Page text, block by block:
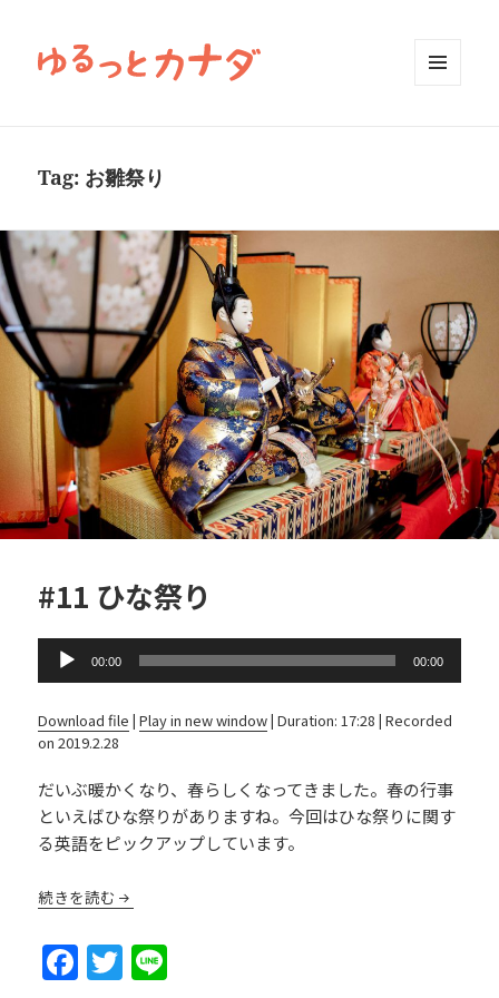
Tag: お雛祭り
#11 ひな祭り
Audio
Player
00:00 00:00
Download file |Play in new window|Duration: 17:28 |Recorded
on 2019.2.28
だいぶ暖かくなり、春らしくなってきました。春の行事
といえばひな祭りがありますね。今回はひな祭りに関す
る英語をピックアップしています。
続きを読む
F T